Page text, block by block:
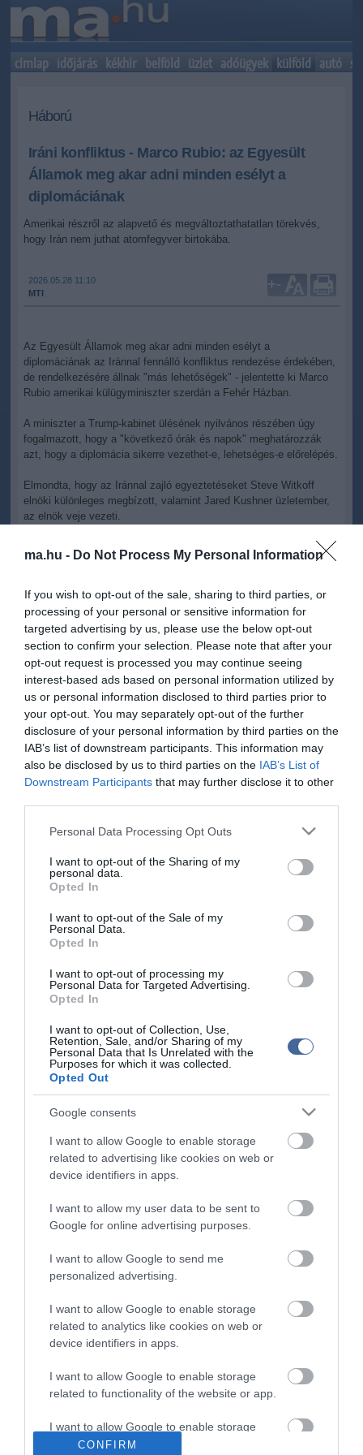
ma.hu - Do Not Process My Personal Information
If you wish to opt-out of the sale, sharing to third parties, or
processing of your personal or sensitive information for
targeted advertising by us, please use the below opt-out
section to confirm your selection. Please note that after your
opt-out request is processed you may continue seeing
interest-based ads based on personal information utilized by
us or personal information disclosed to third parties prior to
your opt-out. You may separately opt-out of the further
disclosure of your personal information by third parties on the
IAB’s list of downstream participants. This information may
also be disclosed by us to third parties on the IAB’s List of
Downstream Participants that may further disclose it to other
Please note that this website/app uses one or more Google
not limited to your visit or usage behaviour. You may click to
grant or deny consent to Google and its third-party tags to
use your data for below specified purposes in below Google
consent section.
Personal Data Processing Opt Outs
I want to opt-out of the Sharing of my
personal data.
Opted In
I want to opt-out of the Sale of my
Personal Data.
Opted In
I want to opt-out of processing my
Personal Data for Targeted Advertising.
Opted In
I want to opt-out of Collection, Use,
Retention, Sale, and/or Sharing of my
Personal Data that Is Unrelated with the
Purposes for which it was collected.
Opted Out
Google consents
I want to allow Google to enable storage
related to advertising like cookies on web or
device identifiers in apps.
I want to allow my user data to be sent to
Google for online advertising purposes.
I want to allow Google to send me
personalized advertising.
I want to allow Google to enable storage
related to analytics like cookies on web or
device identifiers in apps.
I want to allow Google to enable storage
related to functionality of the website or app.
I want to allow Google to enable storage
related to personalization.
CONFIRM
címlap időjárás kékhír belföld üzlet adóügyek külföld autó
Háború
Iráni konfliktus - Marco Rubio: az Egyesült
Államok meg akar adni minden esélyt a
diplomáciának
Amerikai részről az alapvető és megváltoztathatatlan törekvés,
hogy Irán nem juthat atomfegyver birtokába.
2026.05.28 11:10
MTI
+-
Az Egyesült Államok meg akar adni minden esélyt a
diplomáciának az Iránnal fennálló konfliktus rendezése érdekében,
de rendelkezésére állnak "más lehetőségek" - jelentette ki Marco
Rubio amerikai külügyminiszter szerdán a Fehér Házban.
A miniszter a Trump-kabinet ülésének nyilvános részében úgy
fogalmazott, hogy a "következő órák és napok" meghatározzák
azt, hogy a diplomácia sikerre vezethet-e, lehetséges-e előrelépés.
Elmondta, hogy az Iránnal zajló egyeztetéseket Steve Witkoff
elnöki különleges megbízott, valamint Jared Kushner üzletember,
az elnök veje vezeti.
megváltoztathatatlan törekvés, hogy Irán nem juthat atomfegyver
Donald Trump elnök azt mondta, hogy Irán "az utolsó tartalékait
mozgósítva tárgyal", ugyanakkor hozzátette, hogy Teherán próbál
az "időhúzásra" játszani, azt remélve, hogy a kivárás taktikájához
folyamodhat nukleáris programját illetően. Kérdésre válaszolva
hozzátette, hogy elfogadhatónak tartaná, ha az Irán birtokában
lévő, magas fokon dúsított uránkészletet orosz vagy kínai
felügyelet mellett távolítanák el.
Az amerikai elnöki hivatal szerdán a közösségi médiában
megjelent közlemény "teljes kitalációnak" minősítette az iráni
állami média által közölt iráni-amerikai informális
megállapodástervezetet, amely a teheráni állítás szerint azt
szoros közlekedését, valamint az Egyesült Államok feloldaná a
térségéből.
Figyelem! A cikkhez hozzáfűzött hozzászólások nem a
network nézeteit
kommenteket nem tudja befolyásolni - azok az olvasók személyes véleményét
Kérjük, kulturáltan, mások személyiségi jogainak és jó hírnevének tiszteletben
tartásával kommenteljenek!
ma.hu legfrissebb hírei:
Árpádot
Magyar Péter: átfogó energiafejlesztési tervet fogadott el a
kormány
Kenyában bezzeg minden zöldebb
Második világháborús német katonai motorkerékpár
A Tisza-frakció kezdeményezte, hogy jövő kedden legyen
az államfőválasztás
Szomjazó gólyának adott inni egy férfi Tiszakécskénél -
megható pillanatot rögzített a kamera
Megható felvétel: elpusztult borját vitte magával egy
top cikkek:
Nem is olyan egészséges a népszerű banán?